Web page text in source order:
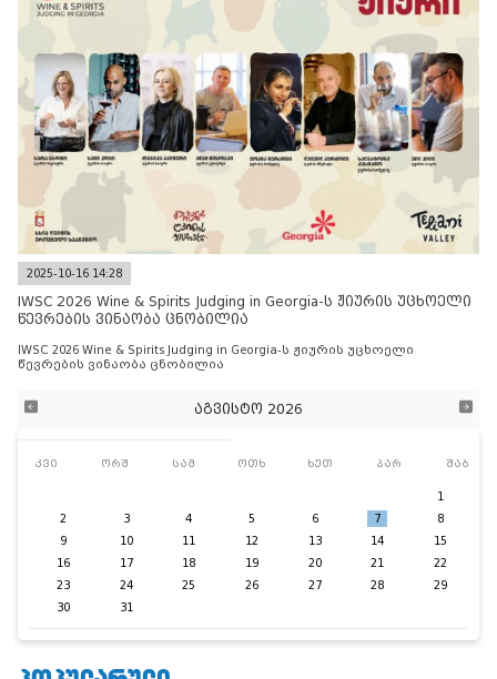
2025-10-16 14:28
IWSC 2026 Wine & Spirits Judging in Georgia-ს ჟიურის უცხოელი
წევრების ვინაობა ცნობილია
IWSC 2026 Wine & Spirits Judging in Georgia-ს ჟიურის უცხოელი
წევრების ვინაობა ცნობილია
აგვისტო 2026
კვი ორშ სამ ოთხ ხუთ პარ შაბ
1
2
3 4 5 6 7
8
9
10 11 12 13 14
15
16
17 18 19 20 21
22
23
24 25 26 27 28
29
30
31